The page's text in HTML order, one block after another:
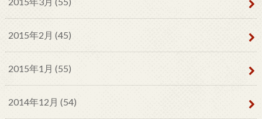
2015年2月 (45)
2015年1月 (55)
2014年12月 (54)